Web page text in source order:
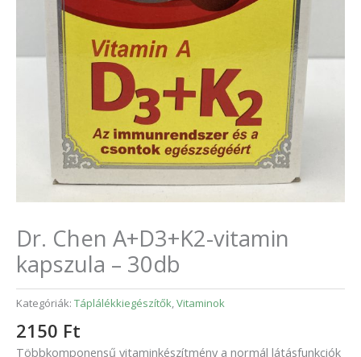
Dr. Chen A+D3+K2-vitamin
kapszula – 30db
Kategóriák: Táplálékkiegészítők,Vitaminok
2150 Ft
Többkomponensű vitaminkészítmény a normál látásfunkciók